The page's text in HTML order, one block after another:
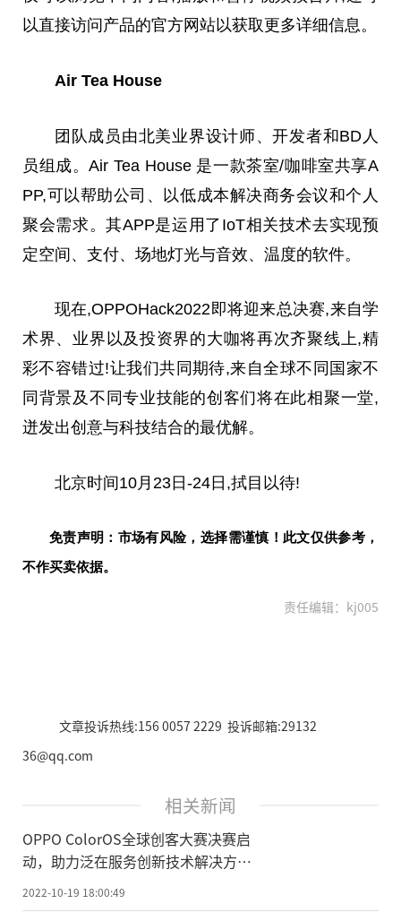
以直接访问产品的官方网站以获取更多详细信息。
Air Tea House
团队成员由北美业界设计师、开发者和BD人
员组成。Air Tea House 是一款茶室/咖啡室共享A
PP,可以帮助公司、以低成本解决商务会议和个人
聚会需求。其APP是运用了IoT相关技术去实现预
定空间、支付、场地灯光与音效、温度的软件。
现在,OPPOHack2022即将迎来总决赛,来自学
术界、业界以及投资界的大咖将再次齐聚线上,精
彩不容错过!让我们共同期待,来自全球不同国家不
同背景及不同专业技能的创客们将在此相聚一堂,
迸发出创意与科技结合的最优解。
北京时间10月23日-24日,拭目以待!
免责声明：市场有风险，选择需谨慎！此文仅供参考，
不作买卖依据。
责任编辑：kj005
文章投诉热线:156 0057 2229 投诉邮箱:29132
36@qq.com
相关新闻
OPPO ColorOS全球创客大赛决赛启
动，助力泛在服务创新技术解决方案
落地
2022-10-19 18:00:49